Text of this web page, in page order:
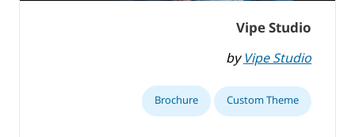
Vipe Studio
byVipe Studio
Custom Theme
Brochure